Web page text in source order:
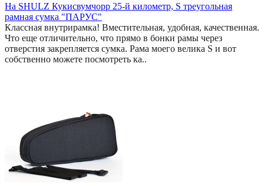
На SHULZ Кукисвумчорр 25-й километр, S треугольная
рамная сумка "ПАРУС"
Классная внутрирамка! Вместительная, удобная, качественная.
Что еще отличительно, что прямо в бонки рамы через
отверстия закрепляется сумка. Рама моего велика S и вот
собственно можете посмотреть ка..